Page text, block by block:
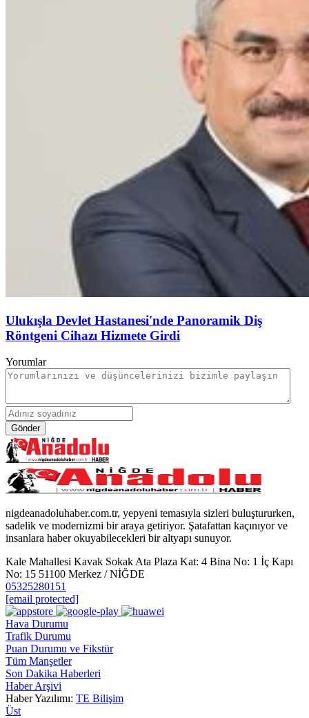
Ulukışla Devlet Hastanesi'nde Panoramik Diş
Röntgeni Cihazı Hizmete Girdi
Yorumlar
Gönder
nigdeanadoluhaber.com.tr, yepyeni temasıyla sizleri buluştururken,
sadelik ve modernizmi bir araya getiriyor. Şatafattan kaçınıyor ve
insanlara haber okuyabilecekleri bir altyapı sunuyor.
Kale Mahallesi Kavak Sokak Ata Plaza Kat: 4 Bina No: 1 İç Kapı
No: 15 51100 Merkez / NİĞDE
05325280151
[email protected]
Hava Durumu
Trafik Durumu
Puan Durumu ve Fikstür
Tüm Manşetler
Son Dakika Haberleri
Haber Arşivi
Haber Yazılımı: TE Bilişim
Üst